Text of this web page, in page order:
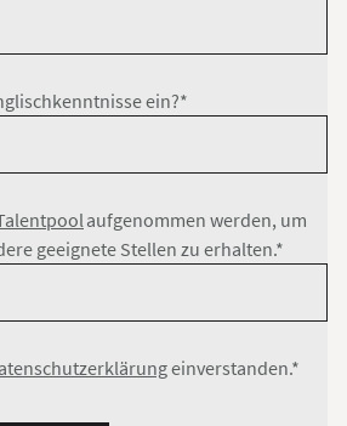
ein?*
aufgenommen werden, um
geeignete Stellen zu erhalten.*
einverstanden.*